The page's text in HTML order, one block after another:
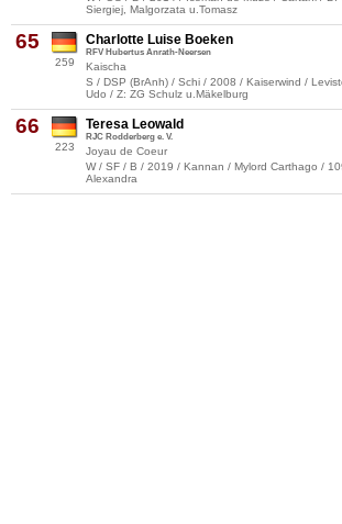
Siergiej, Malgorzata u.Tomasz
65
259
Charlotte Luise Boeken
RFV Hubertus Anrath-Neersen
Kaischa
S / DSP (BrAnh) / Schi / 2008 / Kaiserwind /
Udo / Z: ZG Schulz u.Mäkelburg
66
223
Teresa Leowald
RJC Rodderberg e. V.
Joyau de Coeur
W / SF / B / 2019 / Kannan / Mylord Carthago /
Alexandra